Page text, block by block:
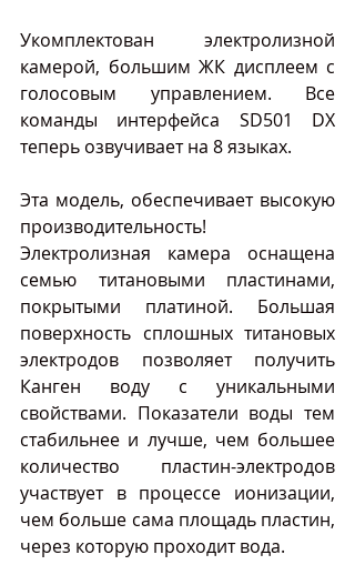
Укомплектован электролизной
камерой, большим ЖК дисплеем с
голосовым управлением. Все
команды интерфейса SD501 DX
теперь озвучивает на 8 языках.
Эта модель, обеспечивает высокую
производительность!
Электролизная камера оснащена
семью титановыми пластинами,
покрытыми платиной. Большая
поверхность сплошных титановых
электродов позволяет получить
Канген воду с уникальными
свойствами. Показатели воды тем
стабильнее и лучше, чем большее
количество пластин-электродов
участвует в процессе ионизации,
чем больше сама площадь пластин,
через которую проходит вода.